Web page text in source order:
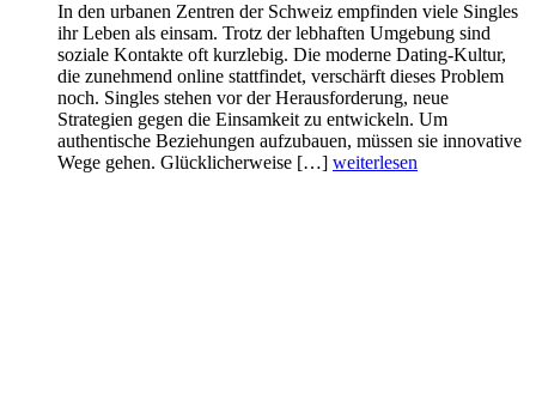
In den urbanen Zentren der Schweiz empfinden viele Singles
ihr Leben als einsam. Trotz der lebhaften Umgebung sind
soziale Kontakte oft kurzlebig. Die moderne Dating-Kultur,
die zunehmend online stattfindet, verschärft dieses Problem
noch. Singles stehen vor der Herausforderung, neue
Strategien gegen die Einsamkeit zu entwickeln. Um
authentische Beziehungen aufzubauen, müssen sie innovative
Wege gehen. Glücklicherweise […] weiterlesen